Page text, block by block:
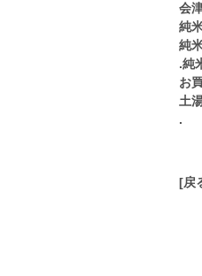
会
純
純
.純
お
土
.
[戻